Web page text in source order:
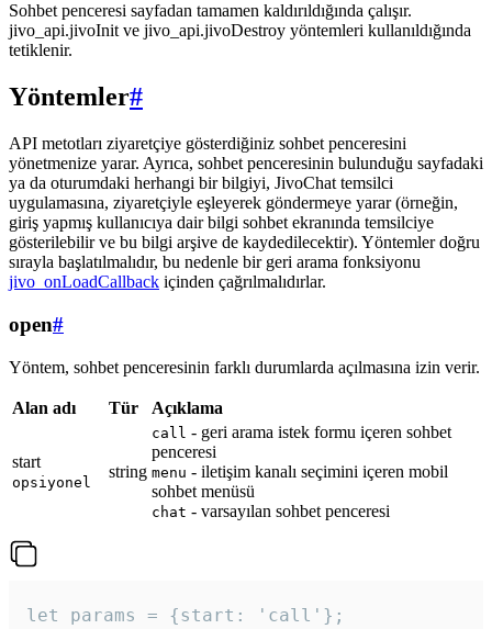
Sohbet penceresi sayfadan tamamen kaldırıldığında çalışır.
jivo_api.jivoInit ve jivo_api.jivoDestroy yöntemleri kullanıldığında
tetiklenir.
Yöntemler#
API metotları ziyaretçiye gösterdiğiniz sohbet penceresini
yönetmenize yarar. Ayrıca, sohbet penceresinin bulunduğu sayfadaki
ya da oturumdaki herhangi bir bilgiyi, JivoChat temsilci
uygulamasına, ziyaretçiyle eşleyerek göndermeye yarar (örneğin,
giriş yapmış kullanıcıya dair bilgi sohbet ekranında temsilciye
gösterilebilir ve bu bilgi arşive de kaydedilecektir). Yöntemler doğru
sırayla başlatılmalıdır, bu nedenle bir geri arama fonksiyonu
jivo_onLoadCallback içinden çağrılmalıdırlar.
open#
Yöntem, sohbet penceresinin farklı durumlarda açılmasına izin verir.
Alan adı Tür Açıklama
start
opsiyonel
string
call - geri arama istek formu içeren sohbet
penceresi
menu - iletişim kanalı seçimini içeren mobil
sohbet menüsü
chat - varsayılan sohbet penceresi
let params = {start: 'call'};